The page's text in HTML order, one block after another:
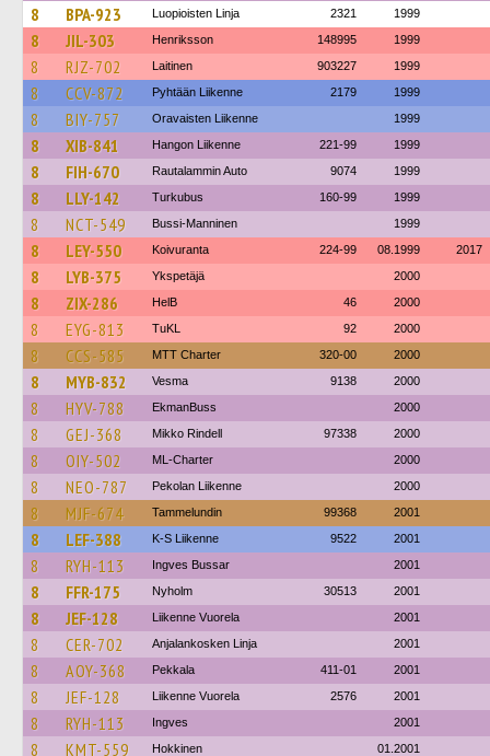
8 BPA-923 Luopioisten Linja 2321 1999
8 JIL-303 Henriksson 148995 1999
8 RJZ-702 Laitinen 903227 1999
8 CCV-872 Pyhtään Liikenne 2179 1999
8 BIY-757 Oravaisten Liikenne 1999
8 XIB-841 Hangon Liikenne 221-99 1999
8 FIH-670 Rautalammin Auto 9074 1999
8 LLY-142 Turkubus 160-99 1999
8 NCT-549 Bussi-Manninen 1999
8 LEY-550 Koivuranta 224-99 08.1999 2017
8 LYB-375 Ykspetäjä 2000
8 ZIX-286 HelB 46 2000
8 EYG-813 TuKL 92 2000
8 CCS-585 MTT Charter 320-00 2000
8 MYB-832 Vesma 9138 2000
8 HYV-788 EkmanBuss 2000
8 GEJ-368 Mikko Rindell 97338 2000
8 OIY-502 ML-Charter 2000
8 NEO-787 Pekolan Liikenne 2000
8 MJF-674 Tammelundin 99368 2001
8 LEF-388 K-S Liikenne 9522 2001
8 RYH-113 Ingves Bussar 2001
8 FFR-175 Nyholm 30513 2001
8 JEF-128 Liikenne Vuorela 2001
8 CER-702 Anjalankosken Linja 2001
8 AOY-368 Pekkala 411-01 2001
8 JEF-128 Liikenne Vuorela 2576 2001
8 RYH-113 Ingves 2001
8 KMT-559 Hokkinen 01.2001